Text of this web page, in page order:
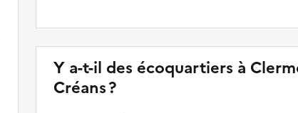
Y a-t-il des écoquartiers à
Créans ?